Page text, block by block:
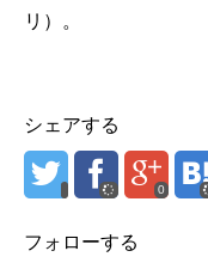
リ）。
シェアする
0
フォローする